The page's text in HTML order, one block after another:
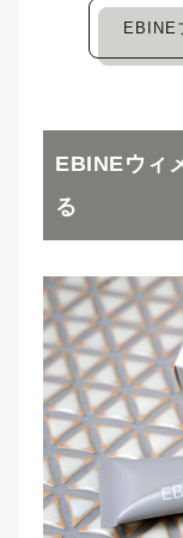
EBINE
EBINEウィ
る